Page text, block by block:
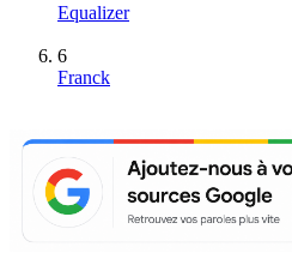
Equalizer
6
Franck